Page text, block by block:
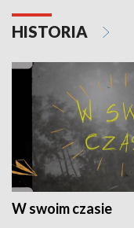
HISTORIA
W swoim czasie